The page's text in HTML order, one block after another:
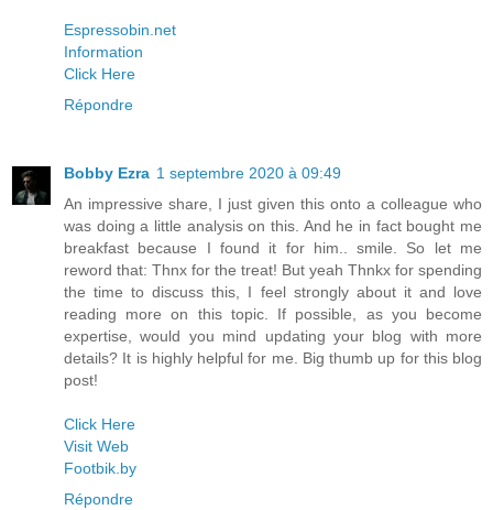
Espressobin.net
Information
Click Here
Répondre
Bobby Ezra 1 septembre 2020 à 09:49
An impressive share, I just given this onto a colleague who
was doing a little analysis on this. And he in fact bought me
breakfast because I found it for him.. smile. So let me
reword that: Thnx for the treat! But yeah Thnkx for spending
the time to discuss this, I feel strongly about it and love
reading more on this topic. If possible, as you become
expertise, would you mind updating your blog with more
details? It is highly helpful for me. Big thumb up for this blog
post!
Click Here
Visit Web
Footbik.by
Répondre